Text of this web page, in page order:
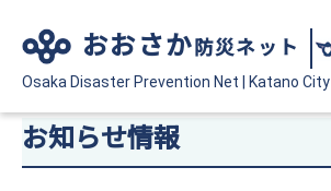
おおさか 防災ネット
Osaka Disaster Prevention Net Katano City
お知らせ情報